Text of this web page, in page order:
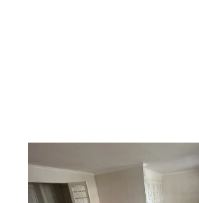
92,89 m2, 4 pièces
Ref : 6252